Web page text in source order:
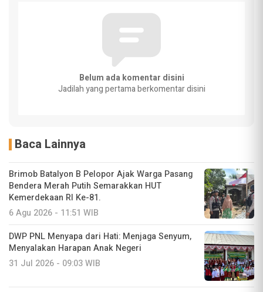
Belum ada komentar disini
Jadilah yang pertama berkomentar disini
Baca Lainnya
Brimob Batalyon B Pelopor Ajak Warga Pasang
Bendera Merah Putih Semarakkan HUT
Kemerdekaan RI Ke-81.
6 Agu 2026 - 11:51 WIB
DWP PNL Menyapa dari Hati: Menjaga Senyum,
Menyalakan Harapan Anak Negeri
31 Jul 2026 - 09:03 WIB